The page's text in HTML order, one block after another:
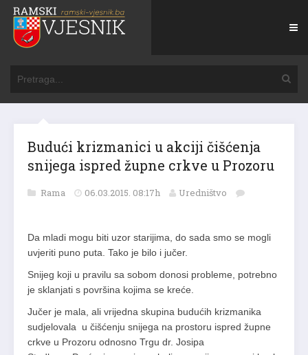
Budući krizmanici u akciji čišćenja
snijega ispred župne crkve u Prozoru
Rama 06.03.2015. 08:17h Uredništvo
Da mladi mogu biti uzor starijima, do sada smo se mogli
uvjeriti puno puta. Tako je bilo i jučer.
Snijeg koji u pravilu sa sobom donosi probleme, potrebno
je sklanjati s površina kojima se kreće.
Jučer je mala, ali vrijedna skupina budućih krizmanika
sudjelovala u čišćenju snijega na prostoru ispred župne
crkve u Prozoru odnosno Trgu dr. Josipa